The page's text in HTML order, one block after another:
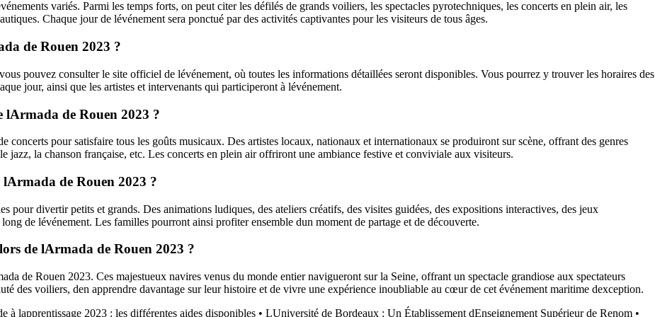
variés. Parmi les temps forts, on peut citer les défilés de grands voiliers, les spectacles pyrotechniques, les concerts en plein air, les
Chaque jour de lévénement sera ponctué par des activités captivantes pour les visiteurs de tous âges.
de Rouen 2023 ?
pouvez consulter le site officiel de lévénement, où toutes les informations détaillées seront disponibles. Vous pourrez y trouver les horaires des
jour, ainsi que les artistes et intervenants qui participeront à lévénement.
lArmada de Rouen 2023 ?
pour satisfaire tous les goûts musicaux. Des artistes locaux, nationaux et internationaux se produiront sur scène, offrant des genres
jazz, la chanson française, etc. Les concerts en plein air offriront une ambiance festive et conviviale aux visiteurs.
lArmada de Rouen 2023 ?
pour divertir petits et grands. Des animations ludiques, des ateliers créatifs, des visites guidées, des expositions interactives, des jeux
de lévénement. Les familles pourront ainsi profiter ensemble dun moment de partage et de découverte.
de lArmada de Rouen 2023 ?
de Rouen 2023. Ces majestueux navires venus du monde entier navigueront sur la Seine, offrant un spectacle grandiose aux spectateurs
des voiliers, den apprendre davantage sur leur histoire et de vivre une expérience inoubliable au cœur de cet événement maritime dexception.
à lapprentissage 2023 : les différentes aides disponibles • LUniversité de Bordeaux : Un Établissement dEnseignement Supérieur de Renom •